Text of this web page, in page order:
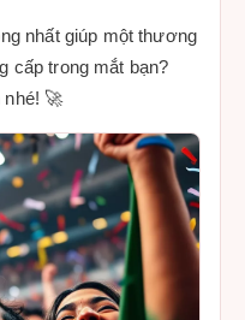
nhất giúp một thương
cấp trong mắt bạn?
🚀